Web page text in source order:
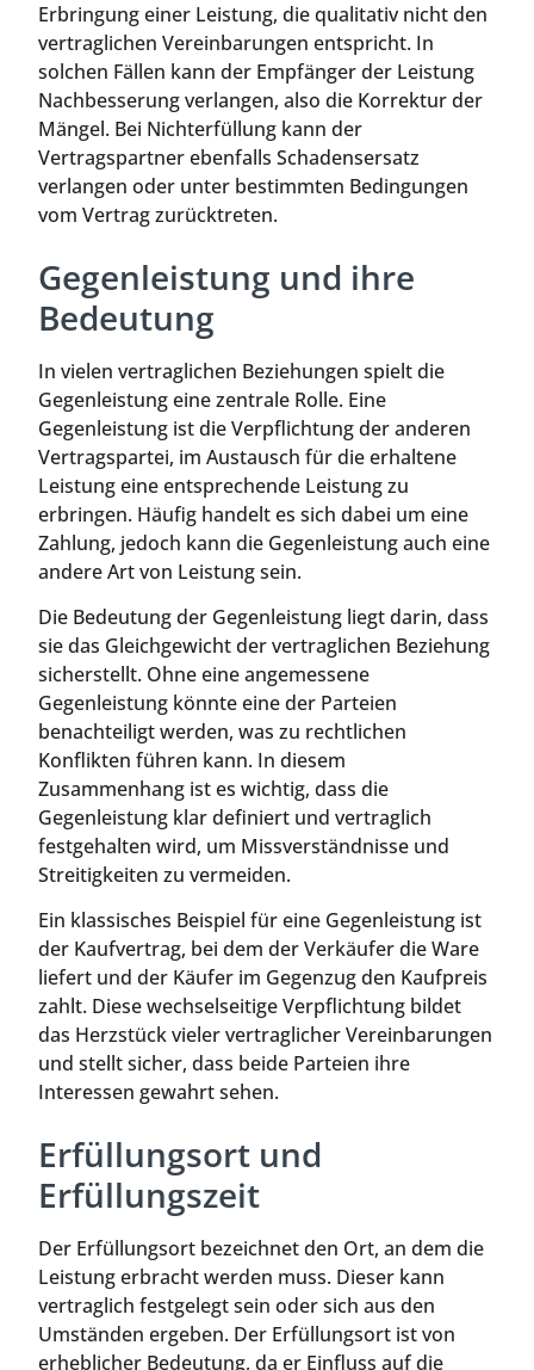
Erbringung einer Leistung, die qualitativ nicht den
vertraglichen Vereinbarungen entspricht. In
solchen Fällen kann der Empfänger der Leistung
Nachbesserung verlangen, also die Korrektur der
Mängel. Bei Nichterfüllung kann der
Vertragspartner ebenfalls Schadensersatz
verlangen oder unter bestimmten Bedingungen
vom Vertrag zurücktreten.
Gegenleistung und ihre
Bedeutung
In vielen vertraglichen Beziehungen spielt die
Gegenleistung eine zentrale Rolle. Eine
Gegenleistung ist die Verpflichtung der anderen
Vertragspartei, im Austausch für die erhaltene
Leistung eine entsprechende Leistung zu
erbringen. Häufig handelt es sich dabei um eine
Zahlung, jedoch kann die Gegenleistung auch eine
andere Art von Leistung sein.
Die Bedeutung der Gegenleistung liegt darin, dass
sie das Gleichgewicht der vertraglichen Beziehung
sicherstellt. Ohne eine angemessene
Gegenleistung könnte eine der Parteien
benachteiligt werden, was zu rechtlichen
Konflikten führen kann. In diesem
Zusammenhang ist es wichtig, dass die
Gegenleistung klar definiert und vertraglich
festgehalten wird, um Missverständnisse und
Streitigkeiten zu vermeiden.
Ein klassisches Beispiel für eine Gegenleistung ist
der Kaufvertrag, bei dem der Verkäufer die Ware
liefert und der Käufer im Gegenzug den Kaufpreis
zahlt. Diese wechselseitige Verpflichtung bildet
das Herzstück vieler vertraglicher Vereinbarungen
und stellt sicher, dass beide Parteien ihre
Interessen gewahrt sehen.
Erfüllungsort und
Erfüllungszeit
Der Erfüllungsort bezeichnet den Ort, an dem die
Leistung erbracht werden muss. Dieser kann
vertraglich festgelegt sein oder sich aus den
Umständen ergeben. Der Erfüllungsort ist von
erheblicher Bedeutung, da er Einfluss auf die